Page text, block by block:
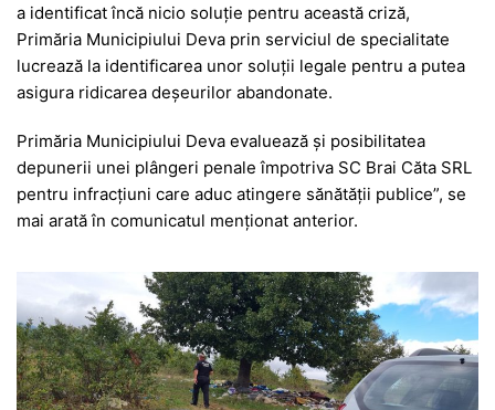
a identificat încă nicio soluție pentru această criză,
Primăria Municipiului Deva prin serviciul de specialitate
lucrează la identificarea unor soluții legale pentru a putea
asigura ridicarea deșeurilor abandonate.
Primăria Municipiului Deva evaluează și posibilitatea
depunerii unei plângeri penale împotriva SC Brai Căta SRL
pentru infracțiuni care aduc atingere sănătății publice”, se
mai arată în comunicatul menționat anterior.